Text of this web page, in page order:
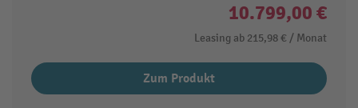
10.799,00 €
Leasing ab 215,98 € / Monat
Zum Produkt